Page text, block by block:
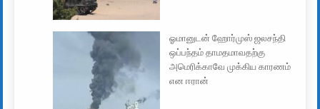
ஓமானுடன் ஹோர்முஸ் ஜலசந்தி
ஒப்பந்தம் தாமதமாவதற்கு
அமெரிக்காவே முக்கிய காரணம்
என ஈரான்